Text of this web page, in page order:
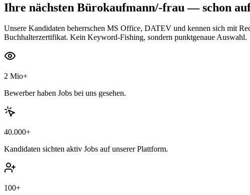
Ihre nächsten Bürokaufmann/-frau — schon
Unsere Kandidaten beherrschen MS Office, DATEV und kennen sich mit
Buchhalterzertifikat. Kein Keyword-Fishing, sondern punktgenaue Auswahl.
2 Mio+
Bewerber haben Jobs bei uns gesehen.
40.000+
Kandidaten sichten aktiv Jobs auf unserer Plattform.
100+